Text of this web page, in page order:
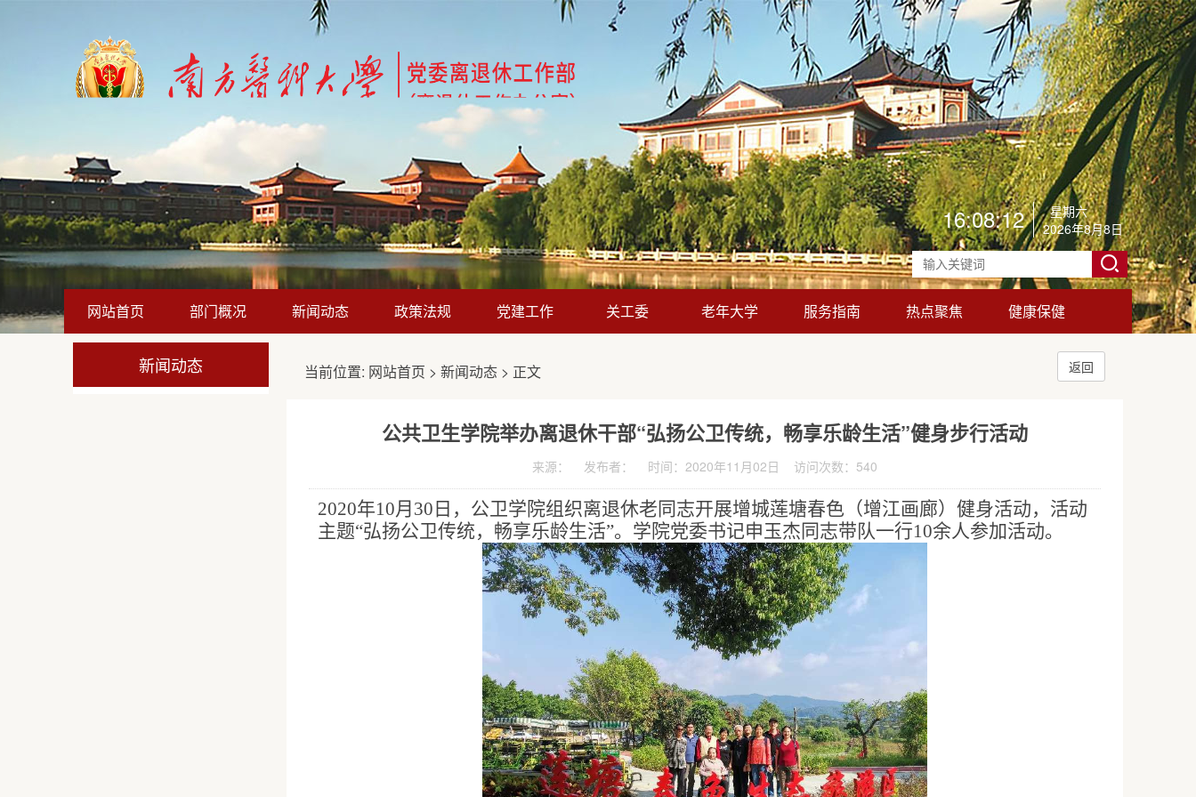
16:08:15
星期六
2026年8月8日
网站首页 部门概况 新闻动态 政策法规 党建工作 关工委 老年大学 服务指南 热点聚焦 健康保健
新闻动态 当前位置: 网站首页 > 新闻动态 > 正文 返回
公共卫生学院举办离退休干部“弘扬公卫传统，畅享乐龄生活”健身步行活动
来源： 发布者： 时间：2020年11月02日 访问次数： 540
2020年10月 30 日，公卫学院组织离退休老同志开展增城莲塘春色（增江画廊）健身活动，活动
主题“弘扬公卫传统，畅享乐龄生活”。学院党委书记申玉杰同志带队一行10余人参加活动。